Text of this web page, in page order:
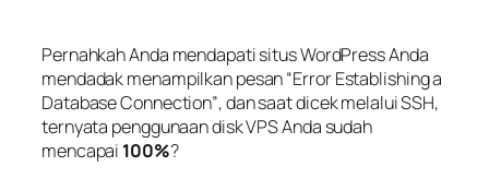
Pernahkah Anda mendapati situs WordPress Anda
mendadak menampilkan pesan“Error Establishing a
Database Connection”, dan saat dicek melalui SSH,
ternyata penggunaan disk VPS Anda sudah
mencapai 100%?